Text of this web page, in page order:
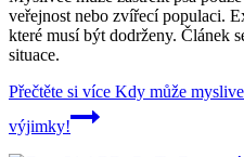
veřejnost nebo zvířecí populaci.
které musí být dodrženy. Článek
situace.
Přečtěte si více Kdy může
výjimky!